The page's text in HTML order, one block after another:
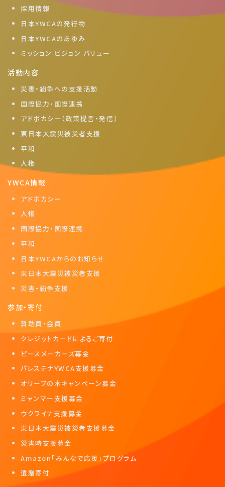
採用情報
日本YWCAの発行物
日本YWCAのあゆみ
ミッション ビジョン バリュー
活動内容
災害・紛争への支援活動
国際協力・国際連携
アドボカシー（政策提言・発信）
東日本大震災被災者支援
平和
人権
YWCA情報
アドボカシー
人権
国際協力・国際連携
平和
日本YWCAからのお知らせ
東日本大震災被災者支援
災害・紛争支援
参加・寄付
賛助員・会員
クレジットカードによるご寄付
ピースメーカーズ募金
パレスチナYWCA支援募金
オリーブの木キャンペーン募金
ミャンマー支援募金
ウクライナ支援募金
東日本大震災被災者支援募金
災害時支援募金
Amazon「みんなで応援」プログラム
遺贈寄付